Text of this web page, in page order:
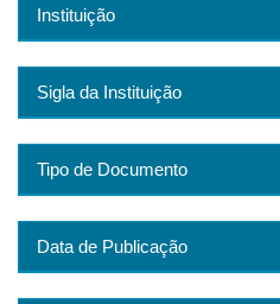
Instituição
Sigla da Instituição
Tipo de Documento
Data de Publicação